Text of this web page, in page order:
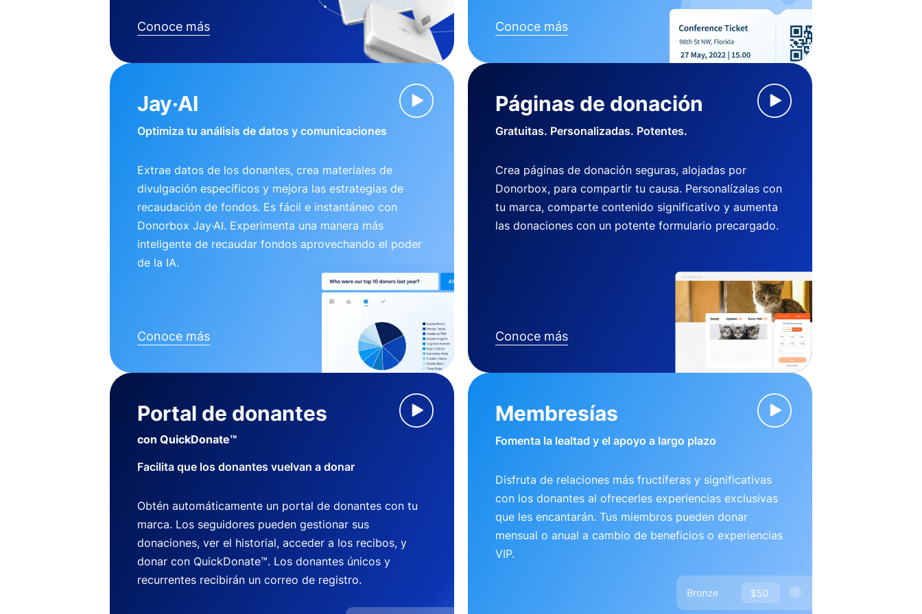
Conoce más Conoce más
Jay·AI
Optimiza tu análisis de datos y comunicaciones
Extrae datos de los donantes, crea materiales de
divulgación específicos y mejora las estrategias de
recaudación de fondos. Es fácil e instantáneo con
Donorbox Jay·AI. Experimenta una manera más
inteligente de recaudar fondos aprovechando el poder
de la IA.
Conoce más
Páginas de donación
Gratuitas. Personalizadas. Potentes.
Crea páginas de donación seguras, alojadas por
Donorbox, para compartir tu causa. Personalízalas con
tu marca, comparte contenido significativo y aumenta
las donaciones con un potente formulario precargado.
Conoce más
Portal de donantes
con QuickDonate™
Facilita que los donantes vuelvan a donar
Obtén automáticamente un portal de donantes con tu
marca. Los seguidores pueden gestionar sus
donaciones, ver el historial, acceder a los recibos, y
donar con QuickDonate™. Los donantes únicos y
recurrentes recibirán un correo de registro.
Membresías
Fomenta la lealtad y el apoyo a largo plazo
Disfruta de relaciones más fructíferas y significativas
con los donantes al ofrecerles experiencias exclusivas
que les encantarán. Tus miembros pueden donar
mensual o anual a cambio de beneficios o experiencias
VIP.